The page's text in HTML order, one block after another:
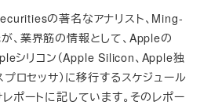
の著名なアナリスト、Ming-
、業界筋の情報として、Appleの
シリコン（Apple Silicon、Apple独
ロセッサ）に移行するスケジュール
ポートに記しています。そのレポー